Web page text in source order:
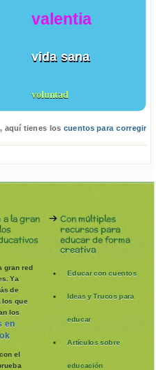
valentia
vida sana
voluntad
aquí tienes los cuentos para corregir
a la gran
gran red
Ya
de
los que
los
en
el
Con múltiples
recursos para
educar de forma
creativa
Educar con cuentos
Ideas y Trucos para
educar
Artículos sobre
educación